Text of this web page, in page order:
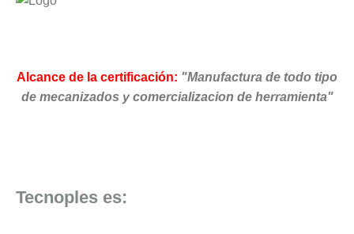
Alcance de la certificación: "Manufactura de todo tipo
de mecanizados y comercializacion de herramienta"
Tecnoples es: